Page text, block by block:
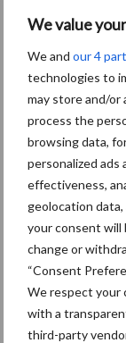
We value
We and our 4
technologies to
may store and/or
process the
browsing data,
personalized ads
effectiveness,
geolocation
your consent will
change or
“Consent
We respect your
with a
third-party
De Nederlandse